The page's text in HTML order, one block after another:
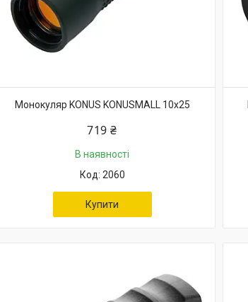
Монокуляр KONUS KONUSMALL 10x25
719 ₴
В наявності
2060
Купити